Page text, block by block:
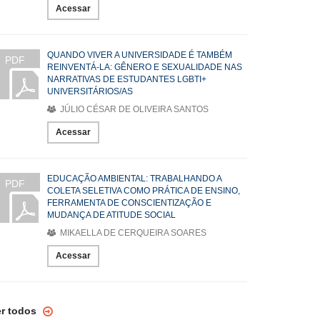
Acessar
PDF
QUANDO VIVER A UNIVERSIDADE É TAMBÉM
REINVENTÁ-LA: GÊNERO E SEXUALIDADE NAS
NARRATIVAS DE ESTUDANTES LGBTI+
UNIVERSITÁRIOS/AS
JÚLIO CÉSAR DE OLIVEIRA SANTOS
Acessar
PDF
EDUCAÇÃO AMBIENTAL: TRABALHANDO A
COLETA SELETIVA COMO PRÁTICA DE ENSINO,
FERRAMENTA DE CONSCIENTIZAÇÃO E
MUDANÇA DE ATITUDE SOCIAL
MIKAELLA DE CERQUEIRA SOARES
Acessar
todos